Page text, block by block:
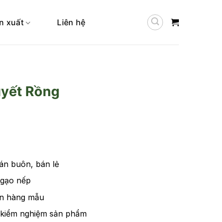
xuất Liên hệ
Rồng
buôn, bán lẻ
nếp
hàng mẫu
nghiệm sản phẩm